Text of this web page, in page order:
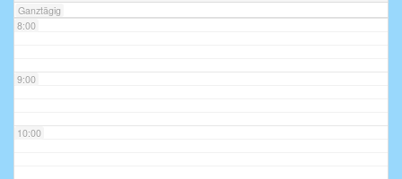
Ganztägig
8:00
9:00
10:00